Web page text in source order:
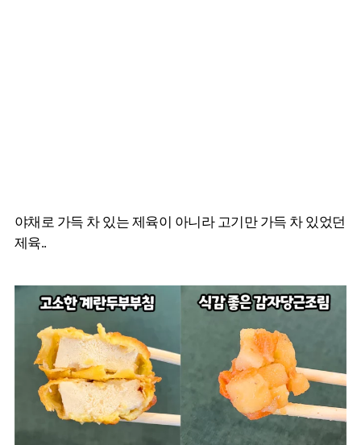
야채로 가득 차 있는 제육이 아니라 고기만 가득 차 있었던
제육..